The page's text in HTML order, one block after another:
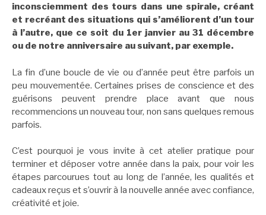
inconsciemment des tours dans une spirale, créant
et recréant des situations qui s’améliorent d’un tour
à l’autre, que ce soit du 1er janvier au 31 décembre
ou de notre anniversaire au suivant, par exemple.
La fin d’une boucle de vie ou d’année peut être parfois un
peu mouvementée. Certaines prises de conscience et des
guérisons peuvent prendre place avant que nous
recommencions un nouveau tour, non sans quelques remous
parfois.
C’est pourquoi je vous invite à cet atelier pratique pour
terminer et déposer votre année dans la paix, pour voir les
étapes parcourues tout au long de l’année, les qualités et
cadeaux reçus et s’ouvrir à la nouvelle année avec confiance,
créativité et joie.